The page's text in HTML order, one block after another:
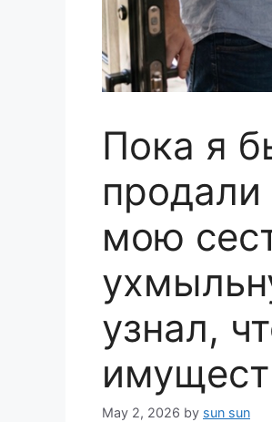
Пока я
мою
узнал,
May 2, 2026 by sun sun